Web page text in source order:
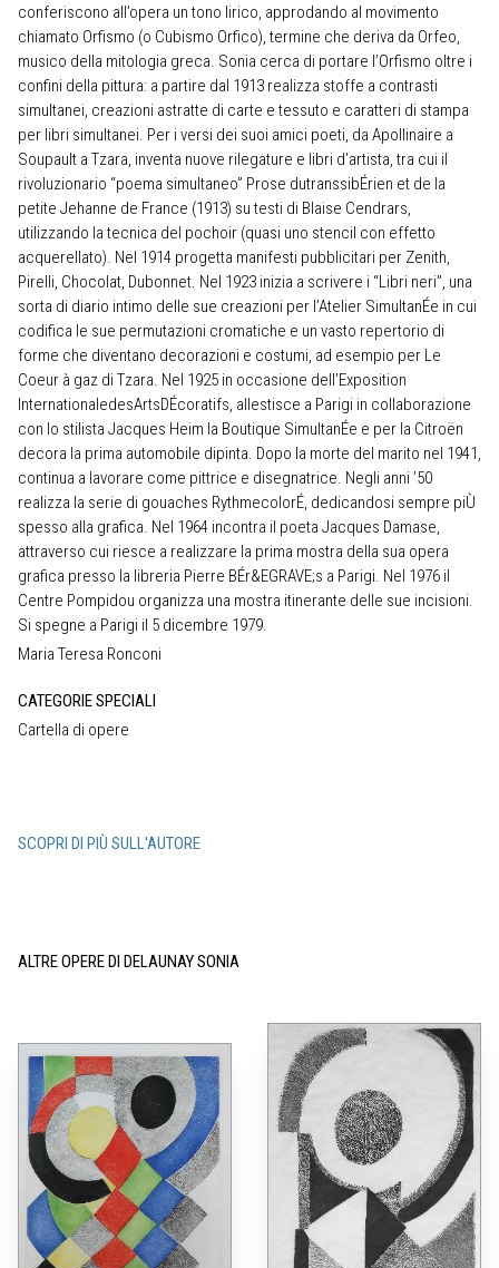
conferiscono all’opera un tono lirico, approdando al movimento
chiamato Orfismo (o Cubismo Orfico), termine che deriva da Orfeo,
musico della mitologia greca. Sonia cerca di portare l’Orfismo oltre i
confini della pittura: a partire dal 1913 realizza stoffe a contrasti
simultanei, creazioni astratte di carte e tessuto e caratteri di stampa
per libri simultanei. Per i versi dei suoi amici poeti, da Apollinaire a
Soupault a Tzara, inventa nuove rilegature e libri d’artista, tra cui il
rivoluzionario “poema simultaneo” Prose dutranssibÉrien et de la
petite Jehanne de France (1913) su testi di Blaise Cendrars,
utilizzando la tecnica del pochoir (quasi uno stencil con effetto
acquerellato). Nel 1914 progetta manifesti pubblicitari per Zenith,
Pirelli, Chocolat, Dubonnet. Nel 1923 inizia a scrivere i “Libri neri”, una
sorta di diario intimo delle sue creazioni per l’Atelier SimultanÉe in cui
codifica le sue permutazioni cromatiche e un vasto repertorio di
forme che diventano decorazioni e costumi, ad esempio per Le
Coeur à gaz di Tzara. Nel 1925 in occasione dell’Exposition
InternationaledesArtsDÉcoratifs, allestisce a Parigi in collaborazione
con lo stilista Jacques Heim la Boutique SimultanÉe e per la Citroën
decora la prima automobile dipinta. Dopo la morte del marito nel 1941,
continua a lavorare come pittrice e disegnatrice. Negli anni ’50
realizza la serie di gouaches RythmecolorÉ, dedicandosi sempre piÙ
spesso alla grafica. Nel 1964 incontra il poeta Jacques Damase,
attraverso cui riesce a realizzare la prima mostra della sua opera
grafica presso la libreria Pierre BÉr&EGRAVE;s a Parigi. Nel 1976 il
Centre Pompidou organizza una mostra itinerante delle sue incisioni.
Si spegne a Parigi il 5 dicembre 1979.
Maria Teresa Ronconi
CATEGORIE SPECIALI
Cartella di opere
SCOPRI DI PIÙ SULL'AUTORE
ALTRE OPERE DI DELAUNAY SONIA